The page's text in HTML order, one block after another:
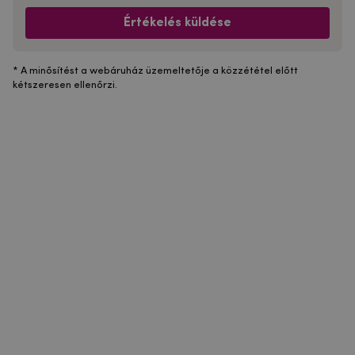
Értékelés küldése
* A minősítést a webáruház üzemeltetője a közzététel előtt
kétszeresen ellenőrzi.